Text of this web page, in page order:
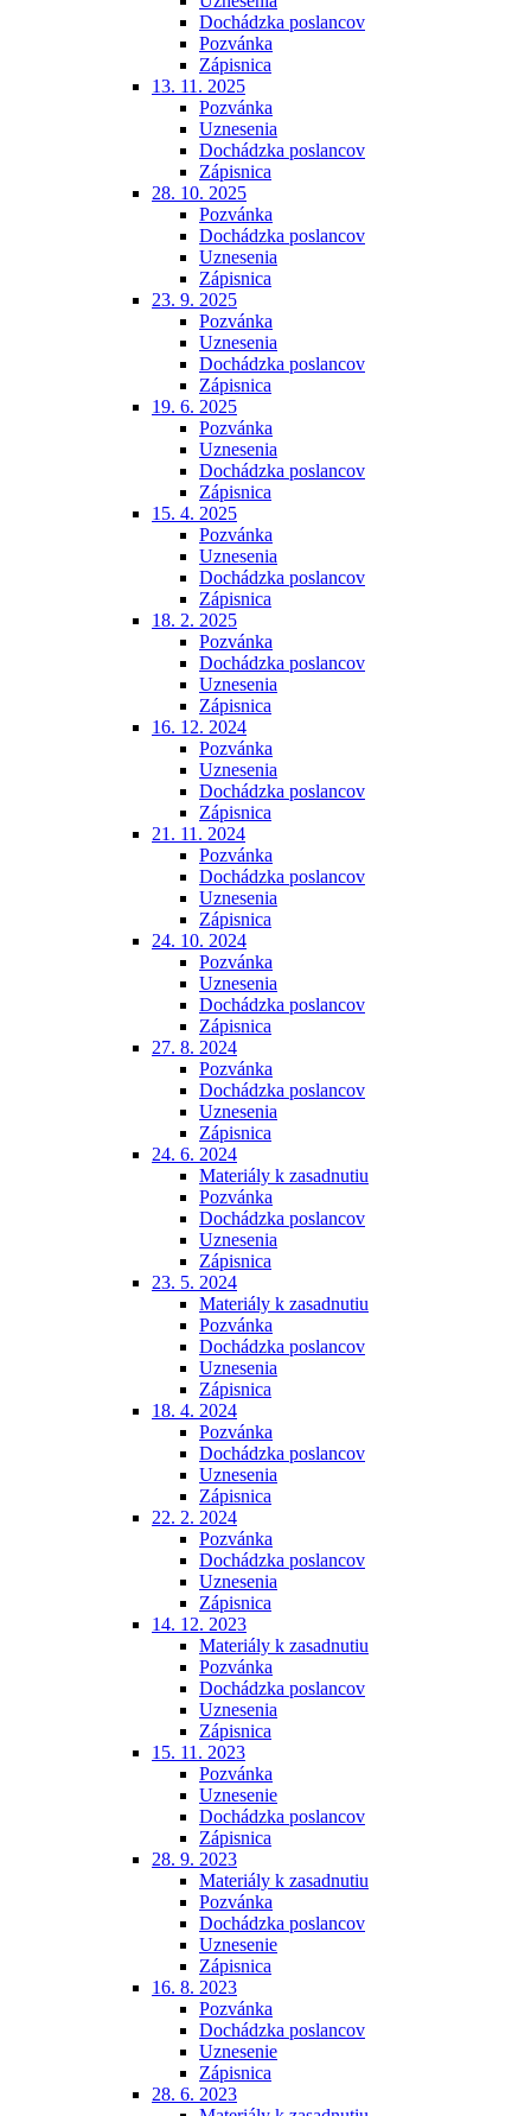
Dochádzka poslancov
Pozvánka
Zápisnica
13. 11. 2025
Pozvánka
Uznesenia
Dochádzka poslancov
Zápisnica
28. 10. 2025
Pozvánka
Dochádzka poslancov
Uznesenia
Zápisnica
23. 9. 2025
Pozvánka
Uznesenia
Dochádzka poslancov
Zápisnica
19. 6. 2025
Pozvánka
Uznesenia
Dochádzka poslancov
Zápisnica
15. 4. 2025
Pozvánka
Uznesenia
Dochádzka poslancov
Zápisnica
18. 2. 2025
Pozvánka
Dochádzka poslancov
Uznesenia
Zápisnica
16. 12. 2024
Pozvánka
Uznesenia
Dochádzka poslancov
Zápisnica
21. 11. 2024
Pozvánka
Dochádzka poslancov
Uznesenia
Zápisnica
24. 10. 2024
Pozvánka
Uznesenia
Dochádzka poslancov
Zápisnica
27. 8. 2024
Pozvánka
Dochádzka poslancov
Uznesenia
Zápisnica
24. 6. 2024
Materiály k zasadnutiu
Pozvánka
Dochádzka poslancov
Uznesenia
Zápisnica
23. 5. 2024
Materiály k zasadnutiu
Pozvánka
Dochádzka poslancov
Uznesenia
Zápisnica
18. 4. 2024
Pozvánka
Dochádzka poslancov
Uznesenia
Zápisnica
22. 2. 2024
Pozvánka
Dochádzka poslancov
Uznesenia
Zápisnica
14. 12. 2023
Materiály k zasadnutiu
Pozvánka
Dochádzka poslancov
Uznesenia
Zápisnica
15. 11. 2023
Pozvánka
Uznesenie
Dochádzka poslancov
Zápisnica
28. 9. 2023
Materiály k zasadnutiu
Pozvánka
Dochádzka poslancov
Uznesenie
Zápisnica
16. 8. 2023
Pozvánka
Dochádzka poslancov
Uznesenie
Zápisnica
28. 6. 2023